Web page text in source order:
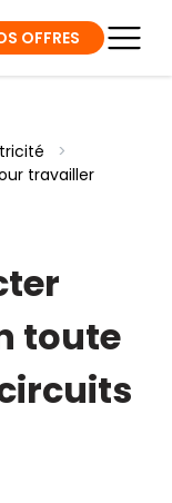
OFFRES
>
travailler
toute